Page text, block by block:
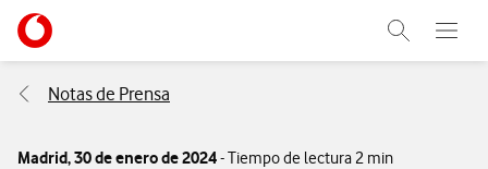
Ir a la pagina principal de vodafone.es
Abrir
Menu
Abre
Notas de Prensa
Madrid,30 de enero de 2024- Tiempo de lectura 2 min